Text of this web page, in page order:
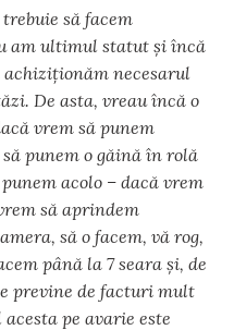
să facem
am ultimul statut și încă
necesarul
De asta, vreau încă o
vrem să punem
punem o găină în rolă
acolo – dacă vrem
să aprindem
să o facem, vă rog,
până la 7 seara și, de
previne de facturi mult
pe avarie este